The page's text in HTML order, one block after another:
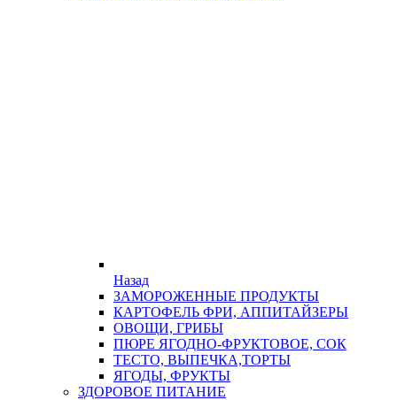
Назад
ЗАМОРОЖЕННЫЕ ПРОДУКТЫ
КАРТОФЕЛЬ ФРИ, АППИТАЙЗЕРЫ
ОВОЩИ, ГРИБЫ
ПЮРЕ ЯГОДНО-ФРУКТОВОЕ, СОК
ТЕСТО, ВЫПЕЧКА,ТОРТЫ
ЯГОДЫ, ФРУКТЫ
ЗДОРОВОЕ ПИТАНИЕ